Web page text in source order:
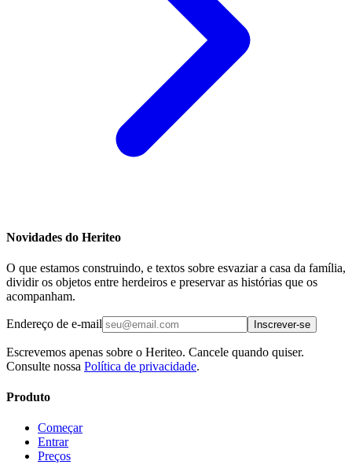
Novidades do Heriteo
O que estamos construindo, e textos sobre esvaziar a casa da família,
dividir os objetos entre herdeiros e preservar as histórias que os
acompanham.
Endereço de e-mail Inscrever-se
Escrevemos apenas sobre o Heriteo. Cancele quando quiser.
Consulte nossa Política de privacidade.
Produto
Começar
Entrar
Preços